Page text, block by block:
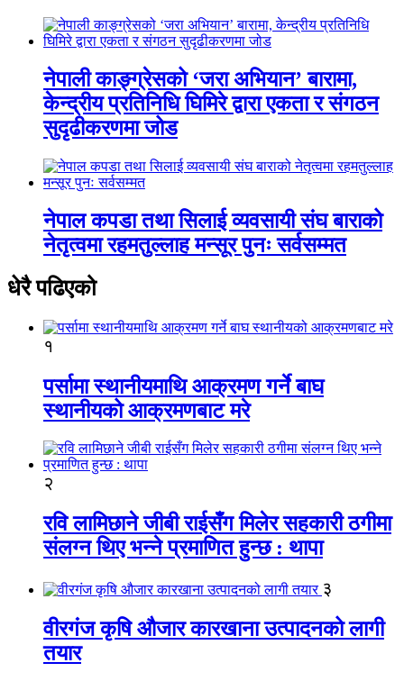
नेपाली काङ्ग्रेसको ‘जरा अभियान’ बारामा,
केन्द्रीय प्रतिनिधि घिमिरे द्वारा एकता र संगठन
सुदृढीकरणमा जोड
नेपाल कपडा तथा सिलाई व्यवसायी संघ बाराको
नेतृत्वमा रहमतुल्लाह मन्सूर पुनः सर्वसम्मत
धेरै पढिएको
१
पर्सामा स्थानीयमाथि आक्रमण गर्ने बाघ
स्थानीयको आक्रमणबाट मरे
२
रवि लामिछाने जीबी राईसँग मिलेर सहकारी ठगीमा
संलग्न थिए भन्ने प्रमाणित हुन्छ : थापा
३
वीरगंज कृषि औजार कारखाना उत्पादनको लागी
तयार